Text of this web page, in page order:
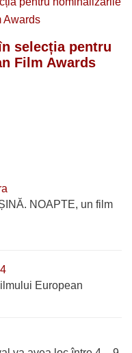
selecția pentru
Film Awards
NOAPTE, un film
European